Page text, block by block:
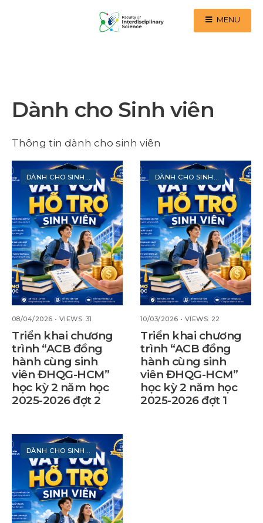
MENU
Dành cho Sinh viên
Thông tin dành cho sinh viên
DÀNH CHO SINH VIÊN
08/04/2026 • VIEWS: 31
Triển khai chương
trình “ACB đồng
hành cùng sinh
viên ĐHQG-HCM”
học kỳ 2 năm học
2025-2026 đợt 2
DÀNH CHO SINH VIÊN
10/03/2026 • VIEWS: 22
Triển khai chương
trình “ACB đồng
hành cùng sinh
viên ĐHQG-HCM”
học kỳ 2 năm học
2025-2026 đợt 1